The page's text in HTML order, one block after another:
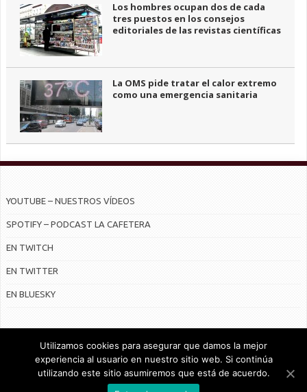
Los hombres ocupan dos de cada
tres puestos en los consejos
editoriales de las revistas científicas
La OMS pide tratar el calor extremo
como una emergencia sanitaria
YOUTUBE – NUESTROS VÍDEOS
SPOTIFY – PODCAST LA CAFETERA
EN TWITCH
EN TWITTER
EN BLUESKY
© Radiocable en Internet S.L.
Utilizamos cookies para asegurar que damos la mejor
experiencia al usuario en nuestro sitio web. Si continúa
utilizando este sitio asumiremos que está de acuerdo.